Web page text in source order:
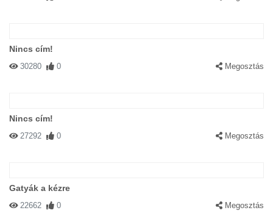
Nincs cím!
30280 0 Megosztás
Nincs cím!
27292 0 Megosztás
Gatyák a kézre
22662 0 Megosztás